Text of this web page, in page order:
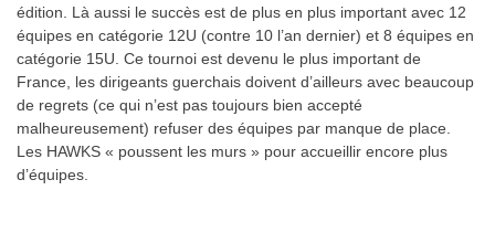
édition. Là aussi le succès est de plus en plus important avec 12
équipes en catégorie 12U (contre 10 l’an dernier) et 8 équipes en
catégorie 15U. Ce tournoi est devenu le plus important de
France, les dirigeants guerchais doivent d’ailleurs avec beaucoup
de regrets (ce qui n’est pas toujours bien accepté
malheureusement) refuser des équipes par manque de place.
Les HAWKS « poussent les murs » pour accueillir encore plus
d’équipes.